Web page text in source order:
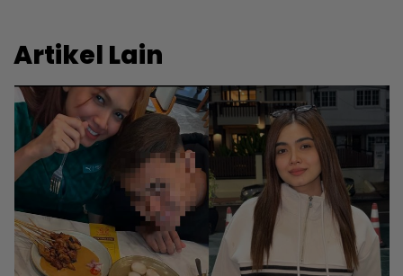
Artikel Lain